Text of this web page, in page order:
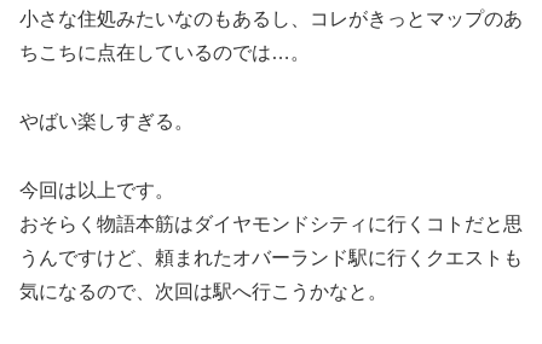
小さな住処みたいなのもあるし、コレがきっとマップのあ
ちこちに点在しているのでは…。
やばい楽しすぎる。
今回は以上です。
おそらく物語本筋はダイヤモンドシティに行くコトだと思
うんですけど、頼まれたオバーランド駅に行くクエストも
気になるので、次回は駅へ行こうかなと。